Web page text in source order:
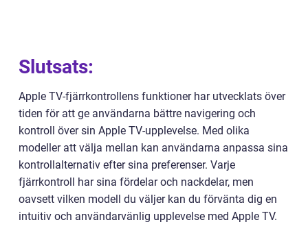
Slutsats:
Apple TV-fjärrkontrollens funktioner har utvecklats över
tiden för att ge användarna bättre navigering och
kontroll över sin Apple TV-upplevelse. Med olika
modeller att välja mellan kan användarna anpassa sina
kontrollalternativ efter sina preferenser. Varje
fjärrkontroll har sina fördelar och nackdelar, men
oavsett vilken modell du väljer kan du förvänta dig en
intuitiv och användarvänlig upplevelse med Apple TV.